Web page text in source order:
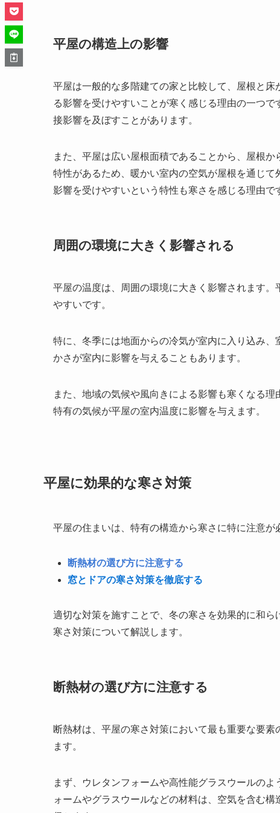
平屋の構造上の影響
平屋は一般的な多階建ての家と比較して、屋根と
る影響を受けやすいことが寒く感じる理由の一つ
接影響を及ぼすことがあります。
また、平屋は広い屋根面積であることから、屋根
特性があるため、暖かい室内の空気が屋根を通じ
影響を受けやすいという特性も寒さを感じる理由で
周囲の環境に大きく影響される
平屋の温度は、周囲の環境に大きく影響されます
やすいです。
特に、冬季には地面からの冷気が室内に入り込み
かさが室内に影響を与えることもあります。
また、地域の気候や風向きによる影響も寒くなる
特有の気候が平屋の室内温度に影響を与えます。
平屋に効果的な寒さ対策
平屋の住まいは、特有の構造から寒さに特に注意が
断熱材の選び方に注意する
窓とドアの寒さ対策を徹底する
適切な対策を施すことで、冬の寒さを効果的に和
寒さ対策について解説します。
断熱材の選び方に注意する
断熱材は、平屋の寒さ対策において最も重要な要
ます。
まず、ウレタンフォームや高性能グラスウールの
ォームやグラスウールなどの材料は、空気を含む